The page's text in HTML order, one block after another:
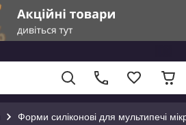
Форми силіконові для мультипечі